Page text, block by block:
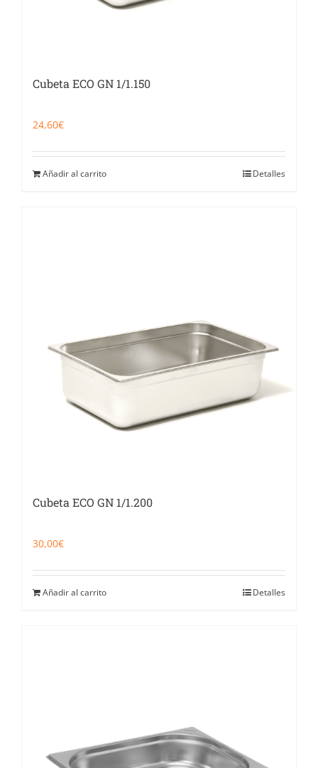
Cubeta ECO GN 1/1.150
24,60€
Añadir al carrito Detalles
Cubeta ECO GN 1/1.200
30,00€
Añadir al carrito Detalles